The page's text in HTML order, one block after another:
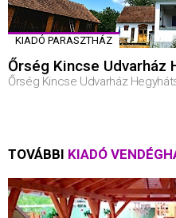
KIADÓ PARASZTHÁZ
Őrség Kincse Udvarház
Őrség Kincse Udvarház
TOVÁBBI KIADÓ